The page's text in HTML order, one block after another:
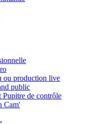
ou production live
public
Pupitre de contrôle
Cam'